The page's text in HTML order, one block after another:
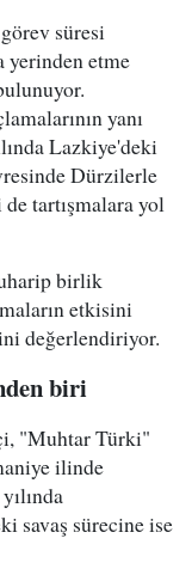
süresi
yerinden etme
yanı
Lazkiye'deki
Dürzilerle
tartışmalara yol
birlik
etkisini
değerlendiriyor.
biri
"Muhtar Türki"
ilinde
savaş sürecine ise